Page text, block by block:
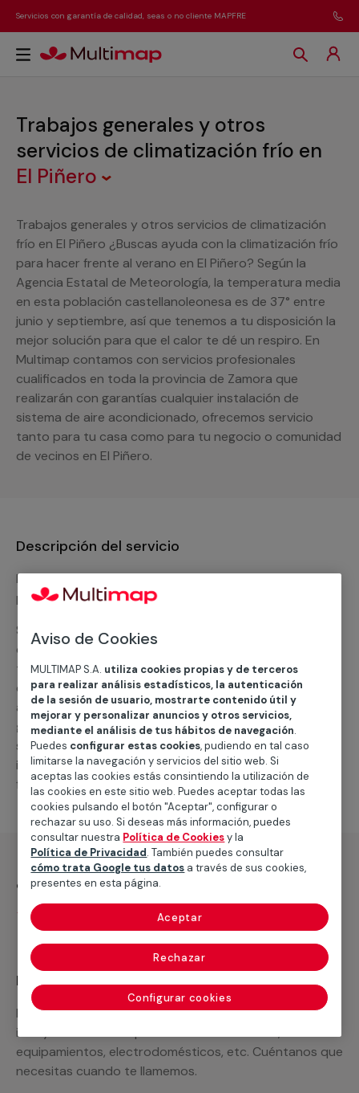
Servicios con garantía de calidad, seas o no cliente MAPFRE
Trabajos generales y otros
servicios de climatización frío en
El Piñero
Trabajos generales y otros servicios de climatización
frío en El Piñero ¿Buscas ayuda con la climatización frío
para hacer frente al verano en El Piñero? Según la
Agencia Estatal de Meteorología, la temperatura media
en esta población castellanoleonesa es de 37° entre
junio y septiembre, así que tenemos a tu disposición la
mejor solución para que el calor te dé un respiro. En
Multimap contamos con servicios profesionales
cualificados en toda la provincia de Zamora que
realizarán con garantías cualquier instalación de
sistema de aire acondicionado, ofrecemos servicio
tanto para tu casa como para tu negocio o comunidad
de vecinos en El Piñero.
Descripción del servicio
Nuestro equipo de expertos ofrece un servicio con
precios competitivos en
Solicita tu presupuesto y te ofreceremos una solución
diseñada a tu medida y sin ningún compromiso. Un
técnico de MULTIMAP contactará inmediatamente
contigo para informarte sobre las diferentes
alternativas que podemos ofrecerte para elservicio
general de climatización frio, como por ejemplo el
suministro de los materiales necesarios, las
intervenciones a realizar, o la mano de obra que hará
falta para completar tu proyecto.
¿Qué incluye?
Recuerda que en MULTIMAP
Podemos ofrecer cualquier servicio a medida
incluyendo todo lo que necesites: materiales,
equipamientos, electrodomésticos, etc. Cuéntanos que
necesitas cuando te llamemos.
Aviso de Cookies
MULTIMAP S.A. utiliza cookies propias y de terceros
para realizar análisis estadísticos, la autenticación
de la sesión de usuario, mostrarte contenido útil y
mejorar y personalizar anuncios y otros servicios,
mediante el análisis de tus hábitos de navegación.
Puedes configurar estas cookies, pudiendo en tal caso
limitarse la navegación y servicios del sitio web. Si
aceptas las cookies estás consintiendo la utilización de
las cookies en este sitio web. Puedes aceptar todas las
cookies pulsando el botón "Aceptar", configurar o
rechazar su uso. Si deseas más información, puedes
consultar nuestra Política de Cookiesy la
Política de Privacidad. También puedes consultar
cómo trata Google tus datos a través de sus cookies,
presentes en esta página.
Configurar cookies
Rechazar
Aceptar